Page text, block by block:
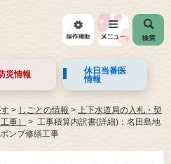
災情報
休日当番医
情報
> しごとの情報 >
上下水道局の入札・契
事）
工事積算内訳書(詳細)：名田島地
ンプ修繕工事